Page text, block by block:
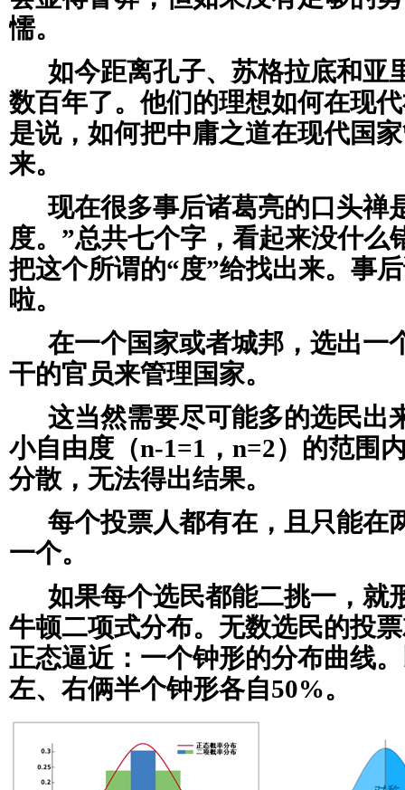
懦。
如今距离孔子、苏格拉底和亚
数百年了。他们的理想如何在现
是说，如何把中庸之道在现代国
来。
现在很多事后诸葛亮的口头禅
度。”总共七个字，看起来没什么
把这个所谓的“度”给找出来。事
啦。
在一个国家或者城邦，选出一
干的官员来管理国家。
这当然需要尽可能多的选民出
小自由度（n-1=1，n=2）的范围
分散，无法得出结果。
每个投票人都有在，且只能在
一个。
如果每个选民都能二挑一，就
牛顿二项式分布。无数选民的投
正态逼近：一个钟形的分布曲线
左、右俩半个钟形各自50%。